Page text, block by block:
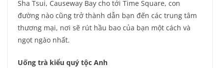
Sha Tsui, Causeway Bay cho tới Time Square, con
đường nào cũng trở thành dẫn bạn đến các trung tâm
thương mại, nơi sẽ rút hầu bao của bạn một cách và
ngọt ngào nhất.
Uống trà kiểu quý tộc Anh